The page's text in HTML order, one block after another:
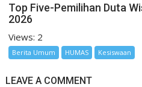
Top Five-Pemilihan Duta
2026
Views: 2
Berita Umum HUMAS Kesiswaan
LEAVE A COMMENT